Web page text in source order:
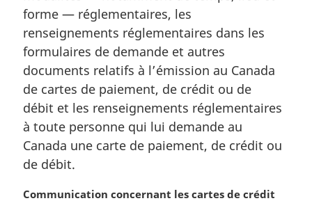
r
i
n
a
l
e
:
forme — réglementaires, les
renseignements réglementaires dans les
formulaires de demande et autres
documents relatifs à l’émission au Canada
de cartes de paiement, de crédit ou de
débit et les renseignements réglementaires
à toute personne qui lui demande au
Canada une carte de paiement, de crédit ou
de débit.
N
Communication concernant les cartes de crédit